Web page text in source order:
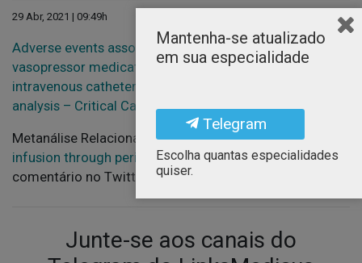
29 Abr, 2021 | 09:49h
Adverse events associated with administration of
vasopressor medications through a peripheral
intravenous catheter: a systematic review and meta-
analysis – Critical Care
Metanálise Relacionada:Complication of vasopressor
infusion through peripheral venous catheter(Estudo e
comentário no Twitter)
Junte-se aos canais do
Mantenha-se atualizado
em sua especialidade
Telegram
Escolha quantas especialidades
quiser.